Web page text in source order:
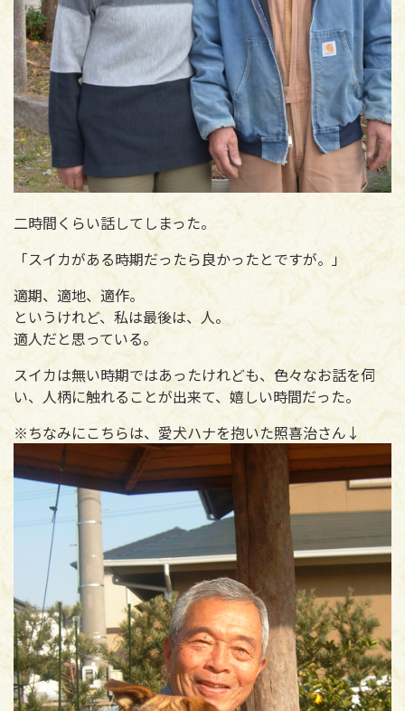
二時間くらい話してしまった。
「スイカがある時期だったら良かったとですが。」
適期、適地、適作。
というけれど、私は最後は、人。
適人だと思っている。
スイカは無い時期ではあったけれども、色々なお話を伺
い、人柄に触れることが出来て、嬉しい時間だった。
※ちなみにこちらは、愛犬ハナを抱いた照喜治さん↓